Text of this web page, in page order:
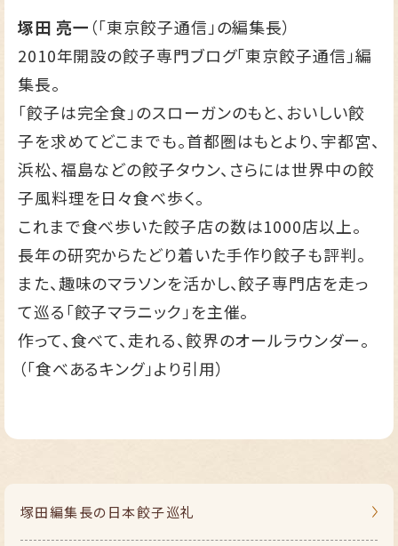
塚田 亮一（「東京餃子通信」の編集長）
2010年開設の餃子専門ブログ「東京餃子通信」編
集長。
「餃子は完全食」のスローガンのもと、おいしい餃
子を求めてどこまでも。首都圏はもとより、宇都宮、
浜松、福島などの餃子タウン、さらには世界中の餃
子風料理を日々食べ歩く。
これまで食べ歩いた餃子店の数は1000店以上。
長年の研究からたどり着いた手作り餃子も評判。
また、趣味のマラソンを活かし、餃子専門店を走っ
て巡る「餃子マラニック」を主催。
作って、食べて、走れる、餃界のオールラウンダー。
（「食べあるキング」より引用）
塚田編集長の 日本餃子巡礼